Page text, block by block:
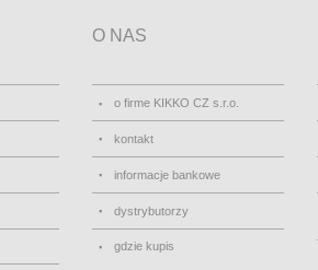
O NAS
o firme KIKKO CZ s.r.o.
kontakt
informacje bankowe
dystrybutorzy
gdzie kupis